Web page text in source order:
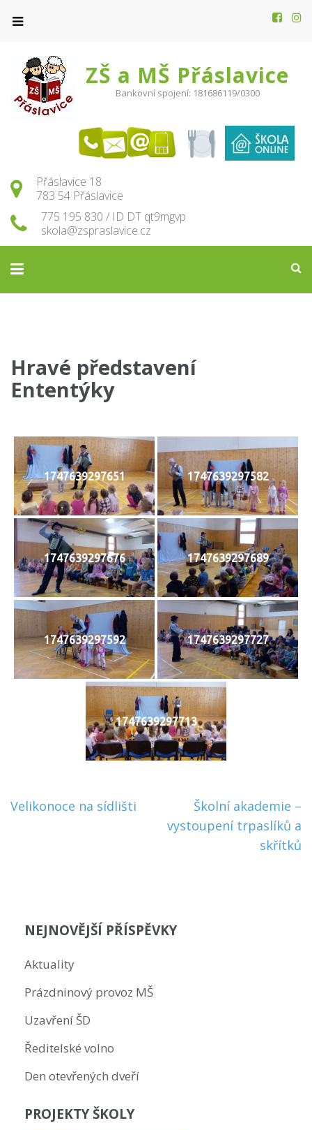
ZŠ a MŠ Přáslavice
Bankovní spojení: 181686119/0300
Přáslavice 18
783 54 Přáslavice
775 195 830 / ID DT qt9mgvp
skola@zspraslavice.cz
Hravé představení
Ententýky
1747639297651 1747639297582
1747639297676 1747639297689
1747639297592 1747639297727
1747639297713
Navigace
Velikonoce na sídlišti
Školní akademie –
vystoupení trpaslíků a
skřítků
NEJNOVĚJŠÍ PŘÍSPĚVKY
Aktuality
Prázdninový provoz MŠ
Uzavření ŠD
Ředitelské volno
Den otevřených dveří
PROJEKTY ŠKOLY